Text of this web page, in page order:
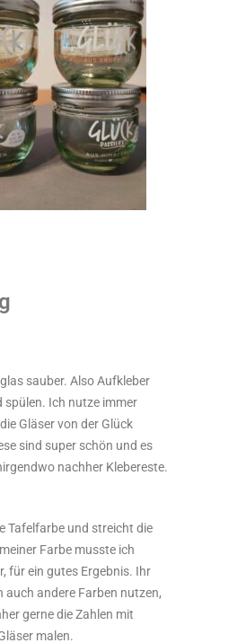
sauber. Also Aufkleber
spülen. Ich nutze immer
Gläser von der Glück
sind super schön und es
nachher Klebereste.
Tafelfarbe und streicht die
Farbe musste ich
für ein gutes Ergebnis. Ihr
auch andere Farben nutzen,
gerne die Zahlen mit
malen.